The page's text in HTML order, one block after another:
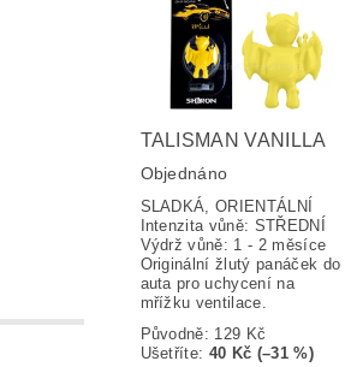
TALISMAN VANILLA
Objednáno
SLADKÁ, ORIENTÁLNÍ
Intenzita vůně: STŘEDNÍ
Výdrž vůně: 1 - 2 měsíce
Originální žlutý panáček do
auta pro uchycení na
mřížku ventilace.
Původně: 129 Kč
Ušetříte: 40 Kč (–31 %)